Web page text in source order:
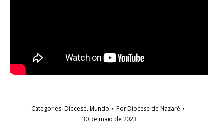
Categories: Diocese,Mundo PorDiocese de Nazaré
30 de maio de 2023